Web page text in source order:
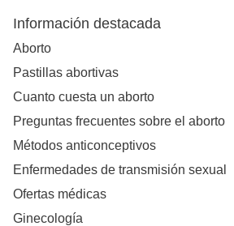
Información destacada
Aborto
Pastillas abortivas
Cuanto cuesta un aborto
Preguntas frecuentes sobre el aborto
Métodos anticonceptivos
Enfermedades de transmisión sexual
Ofertas médicas
Ginecología